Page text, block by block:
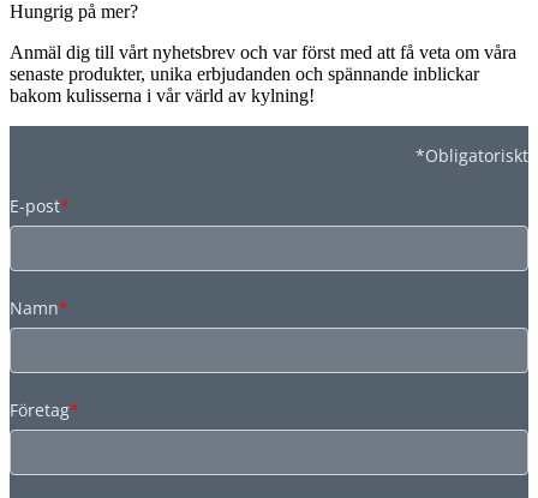
Hungrig på mer?
Anmäl dig till vårt nyhetsbrev och var först med att få veta om våra
senaste produkter, unika erbjudanden och spännande inblickar
bakom kulisserna i vår värld av kylning!
*Obligatoriskt
E-post*
Namn*
Företag*